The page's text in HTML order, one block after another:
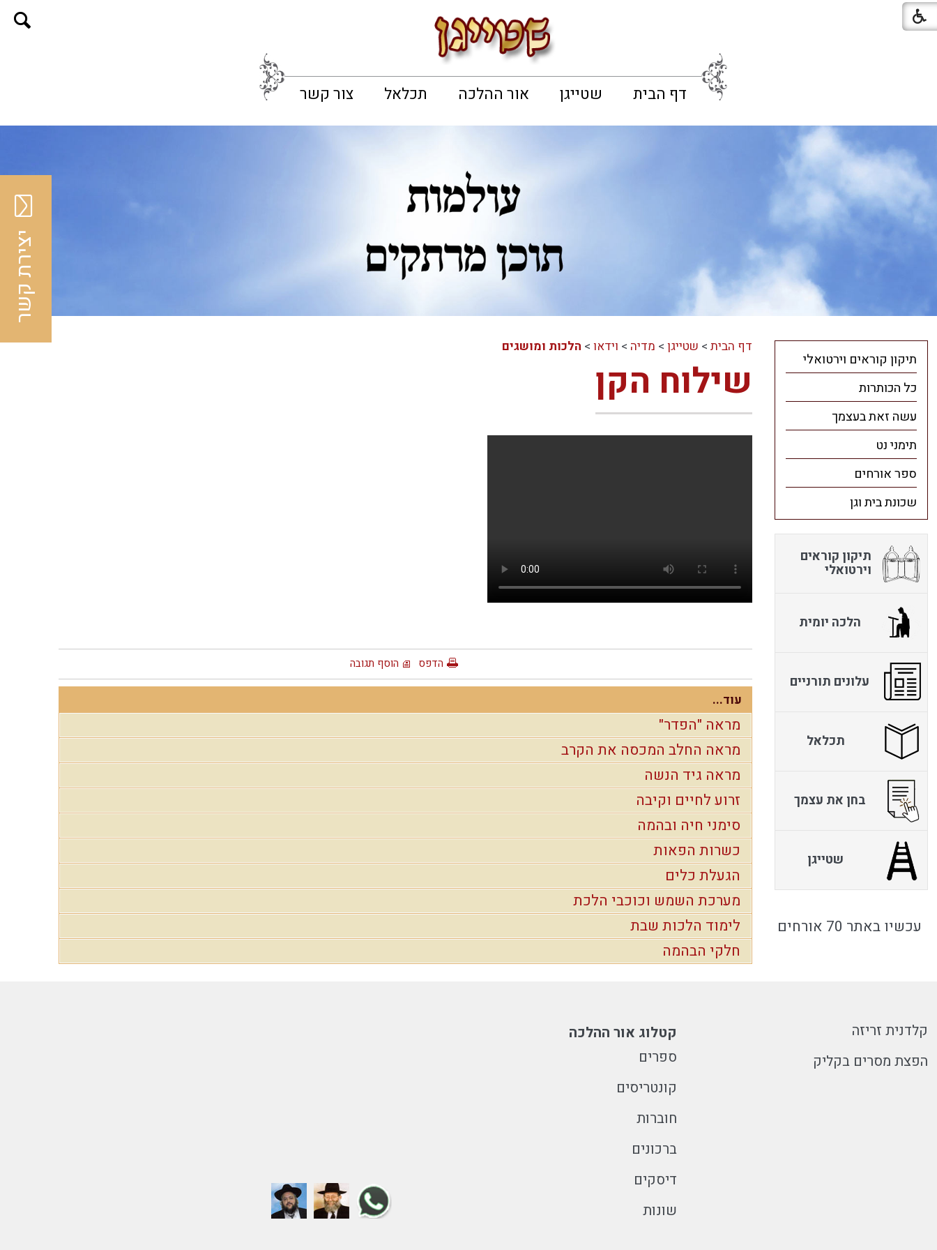
דף הבית שטייגן אור ההלכה תכלאל צור קשר
דף הבית> שטייגן> מדיה > וידאו> הלכות ומושגים
שילוח הקן
הדפס הוסף תגובה
עוד...
מראה "הפדר"
מראה החלב המכסה את הקרב
מראה גיד הנשה
זרוע לחיים וקיבה
סימני חיה ובהמה
כשרות הפאות
הגעלת כלים
מערכת השמש וכוכבי הלכת
לימוד הלכות שבת
חלקי הבהמה
תיקון קוראים וירטואלי
כל הכותרות
עשה זאת בעצמך
תימני נט
ספר אורחים
שכונת בית וגן
תיקון קוראים
וירטואלי
הלכה יומית
עלונים תורניים
תכלאל
בחן את עצמך
שטייגן
עכשיו באתר 70 אורחים
קלדנית זריזה
הפצת מסרים בקליק
קטלוג אור ההלכה
ספרים
קונטריסים
חוברות
ברכונים
דיסקים
שונות
יצירת קשר